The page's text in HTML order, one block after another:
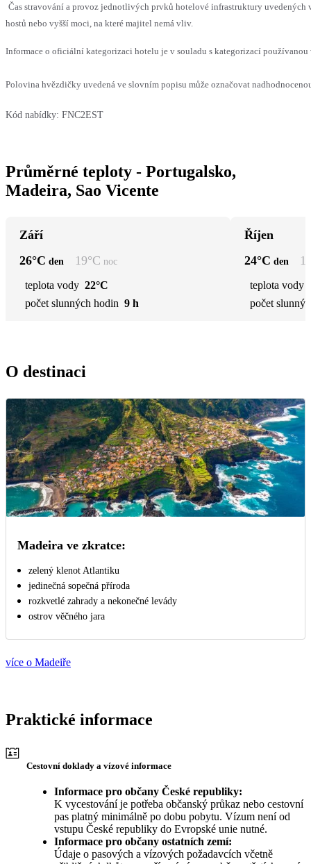
Čas stravování a provoz jednotlivých prvků hotelové infrastruktury uvedených
hostů nebo vyšší moci, na které majitel nemá vliv.
Informace o oficiální kategorizaci hotelu je v souladu s kategorizací
Polovina hvězdičky uvedená ve slovním popisu může označovat
Kód nabídky: FNC2EST
Průměrné teploty - Portugalsko,
Madeira, Sao Vicente
Září
26°C den 19°C noc
teplota vody 22°C
počet slunných hodin 9 h
Říjen
24°C den
teplota vody
počet
O destinaci
Madeira ve zkratce:
zelený klenot Atlantiku
jedinečná sopečná příroda
rozkvetlé zahrady a nekonečné levády
ostrov věčného jara
více o Madeiře
Praktické informace
Cestovní doklady a vízové informace
Informace pro občany České republiky:
K vycestování je potřeba občanský průkaz nebo cestovní
pas platný minimálně po dobu pobytu. Vízum není od
vstupu České republiky do Evropské unie nutné.
Informace pro občany ostatních zemí:
Údaje o pasových a vízových požadavcích včetně